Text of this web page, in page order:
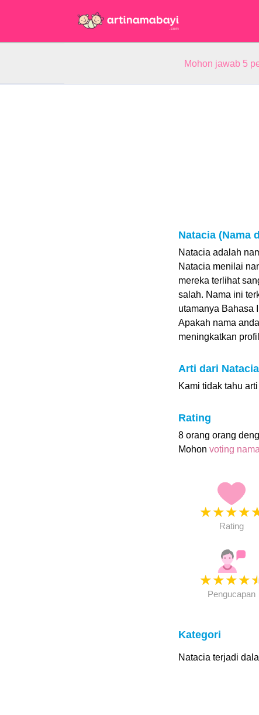
Mohon jawab 5
Natacia (Nama
Natacia adalah
Natacia menilai
mereka terlihat
salah. Nama ini
utamanya Bahasa
Apakah nama
meningkatkan
Arti dari Natacia
Kami tidak tahu
Rating
8 orang orang
Mohon voting
★★★★
Rating
★★★★★
Pengucapan
Kategori
Natacia terjadi